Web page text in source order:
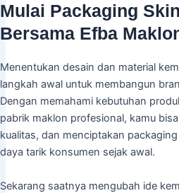
Mulai Packaging
Bersama Efba
Menentukan desain dan material
langkah awal untuk membangun
Dengan memahami kebutuhan
pabrik maklon profesional, kamu
kualitas, dan menciptakan
daya tarik konsumen sejak awal.
Sekarang saatnya mengubah ide